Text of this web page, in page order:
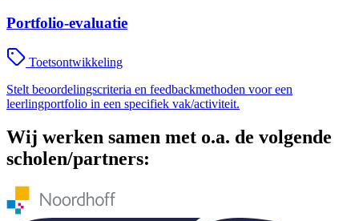
Portfolio-evaluatie
Toetsontwikkeling
Stelt beoordelingscriteria en feedbackmethoden voor een
leerlingportfolio in een specifiek vak/activiteit.
Wij werken samen met o.a. de volgende
scholen/partners: